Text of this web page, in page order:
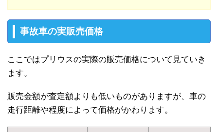
事故車の実販売価格
ここではプリウスの実際の販売価格について見ていき
ます。
販売金額が査定額よりも低いものがありますが、車の
走行距離や程度によって価格がかわります。